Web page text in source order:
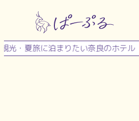
を
ス
・夏旅に泊まりたい奈良のホテル